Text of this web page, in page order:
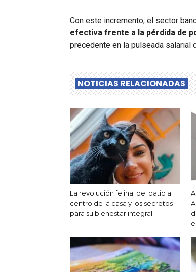
Con este incremento, el sector
efectiva frente a la pérdida de
precedente en la pulseada salarial
NOTICIAS RELACIONADAS
La revolución felina: del patio al
centro de la casa y los secretos
para su bienestar integral